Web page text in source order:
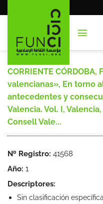
al
CORRIENTE
valencianas», En torno
antecedentes y
Valencia. Vol. I,
Consell Vale...
Nº Registro: 41568
Año: 1
Descriptores:
Sin clasificación específica